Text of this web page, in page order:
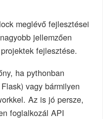
meglévő fejlesztései
jellemzően
fejlesztése.
ha pythonban
vagy bármilyen
Az is jó persze,
foglalkozál API